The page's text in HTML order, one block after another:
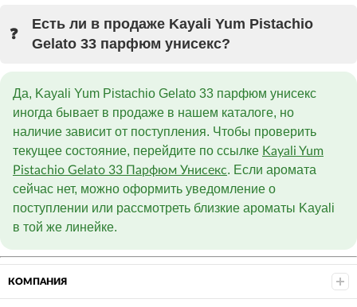
Есть ли в продаже Kayali Yum Pistachio
Gelato 33 парфюм унисекс?
Да, Kayali Yum Pistachio Gelato 33 парфюм унисекс
иногда бывает в продаже в нашем каталоге, но
наличие зависит от поступления. Чтобы проверить
текущее состояние, перейдите по ссылке Kayali Yum
Pistachio Gelato 33 Парфюм Унисекс. Если аромата
сейчас нет, можно оформить уведомление о
поступлении или рассмотреть близкие ароматы Kayali
в той же линейке.
КОМПАНИЯ